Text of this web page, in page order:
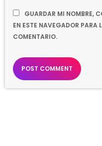
GUARDAR MI NOMBRE,
EN ESTE NAVEGADOR PARA
COMENTARIO.